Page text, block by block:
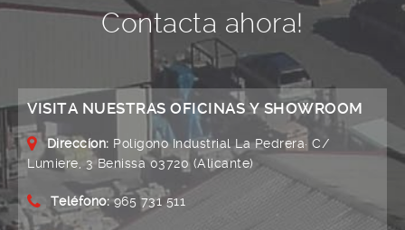
Contacta ahora!
VISITA NUESTRAS OFICINAS Y SHOWROOM
Direccíon: Polígono Industrial La Pedrera· C/
Lumiere, 3 Benissa 03720 (Alicante)
Teléfono:965 731 511